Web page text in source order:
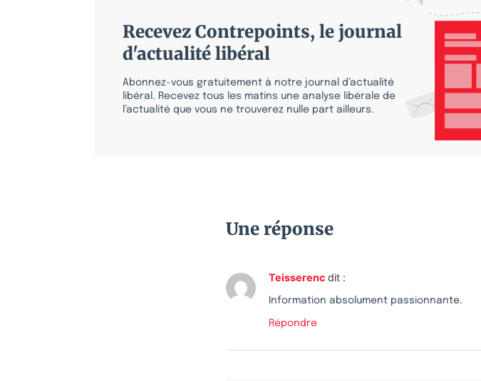
Recevez Contrepoints, le journal
d'actualité libéral
Abonnez-vous gratuitement à notre journal d’actualité
libéral. Recevez tous les matins une analyse libérale de
l’actualité que vous ne trouverez nulle part ailleurs.
Une réponse
Teisserenc dit :
Information absolument passionnante.
Répondre